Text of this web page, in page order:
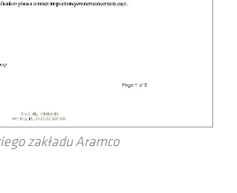
zakładu Aramco